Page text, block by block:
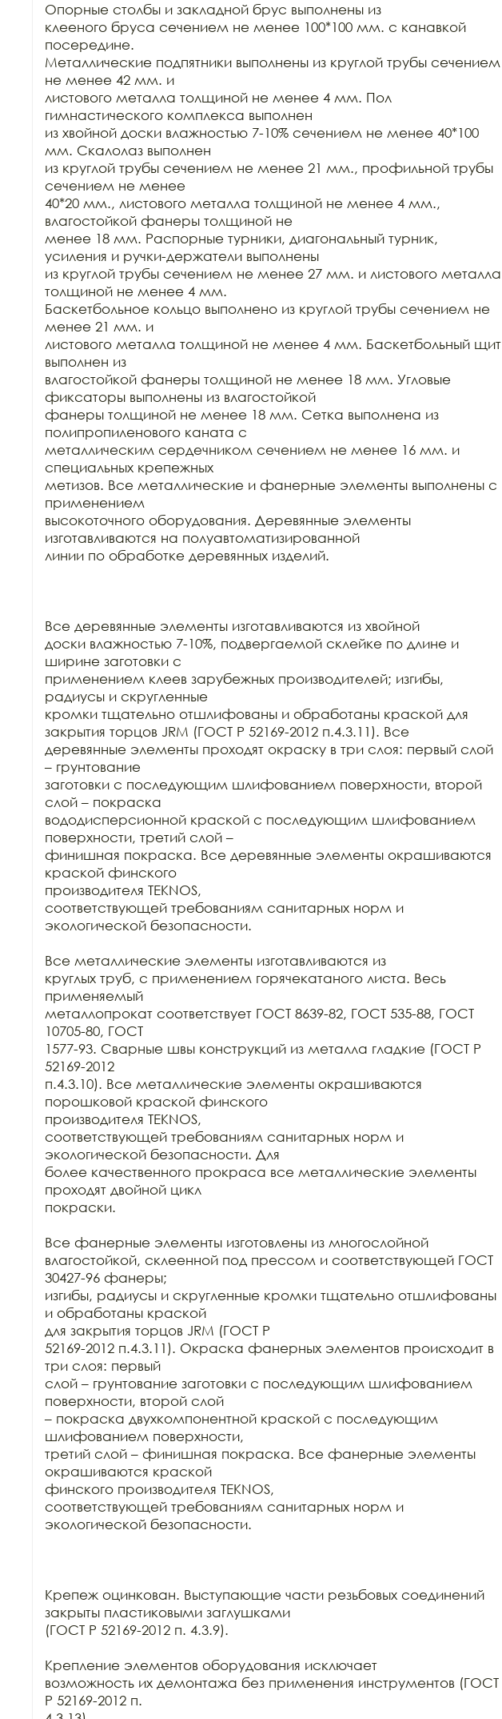
Опорные столбы и закладной брус выполнены из
клееного бруса сечением не менее 100*100 мм. с канавкой
посередине.
Металлические подпятники выполнены из круглой трубы сечением
не менее 42 мм. и
листового металла толщиной не менее 4 мм. Пол
гимнастического комплекса выполнен
из хвойной доски влажностью 7-10% сечением не менее 40*100
мм. Скалолаз выполнен
из круглой трубы сечением не менее 21 мм., профильной трубы
сечением не менее
40*20 мм., листового металла толщиной не менее 4 мм.,
влагостойкой фанеры толщиной не
менее 18 мм. Распорные турники, диагональный турник,
усиления и ручки-держатели выполнены
из круглой трубы сечением не менее 27 мм. и листового металла
толщиной не менее 4 мм.
Баскетбольное кольцо выполнено из круглой трубы сечением не
менее 21 мм. и
листового металла толщиной не менее 4 мм. Баскетбольный щит
выполнен из
влагостойкой фанеры толщиной не менее 18 мм. Угловые
фиксаторы выполнены из влагостойкой
фанеры толщиной не менее 18 мм. Сетка выполнена из
полипропиленового каната с
металлическим сердечником сечением не менее 16 мм. и
специальных крепежных
метизов. Все металлические и фанерные элементы выполнены с
применением
высокоточного оборудования. Деревянные элементы
изготавливаются на полуавтоматизированной
линии по обработке деревянных изделий.
Все деревянные элементы изготавливаются из хвойной
доски влажностью 7-10%, подвергаемой склейке по длине и
ширине заготовки с
применением клеев зарубежных производителей; изгибы,
радиусы и скругленные
кромки тщательно отшлифованы и обработаны краской для
закрытия торцов JRM (ГОСТ Р 52169-2012 п.4.3.11). Все
деревянные элементы проходят окраску в три слоя: первый слой
– грунтование
заготовки с последующим шлифованием поверхности, второй
слой – покраска
вододисперсионной краской с последующим шлифованием
поверхности, третий слой –
финишная покраска. Все деревянные элементы окрашиваются
краской финского
производителя TEKNOS,
соответствующей требованиям санитарных норм и
экологической безопасности.
Все металлические элементы изготавливаются из
круглых труб, с применением горячекатаного листа. Весь
применяемый
металлопрокат соответствует ГОСТ 8639-82, ГОСТ 535-88, ГОСТ
10705-80, ГОСТ
1577-93. Сварные швы конструкций из металла гладкие (ГОСТ Р
52169-2012
п.4.3.10). Все металлические элементы окрашиваются
порошковой краской финского
производителя TEKNOS,
соответствующей требованиям санитарных норм и
экологической безопасности. Для
более качественного прокраса все металлические элементы
проходят двойной цикл
покраски.
Все фанерные элементы изготовлены из многослойной
влагостойкой, склеенной под прессом и соответствующей ГОСТ
30427-96 фанеры;
изгибы, радиусы и скругленные кромки тщательно отшлифованы
и обработаны краской
для закрытия торцов JRM (ГОСТ Р
52169-2012 п.4.3.11). Окраска фанерных элементов происходит в
три слоя: первый
слой – грунтование заготовки с последующим шлифованием
поверхности, второй слой
– покраска двухкомпонентной краской с последующим
шлифованием поверхности,
третий слой – финишная покраска. Все фанерные элементы
окрашиваются краской
финского производителя TEKNOS,
соответствующей требованиям санитарных норм и
экологической безопасности.
Крепеж оцинкован. Выступающие части резьбовых соединений
закрыты пластиковыми заглушками
(ГОСТ Р 52169-2012 п. 4.3.9).
Крепление элементов оборудования исключает
возможность их демонтажа без применения инструментов (ГОСТ
Р 52169-2012 п.